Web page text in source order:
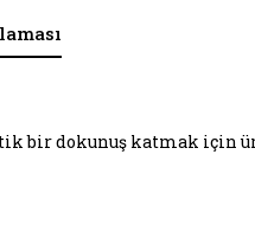
bir dokunuş katmak için